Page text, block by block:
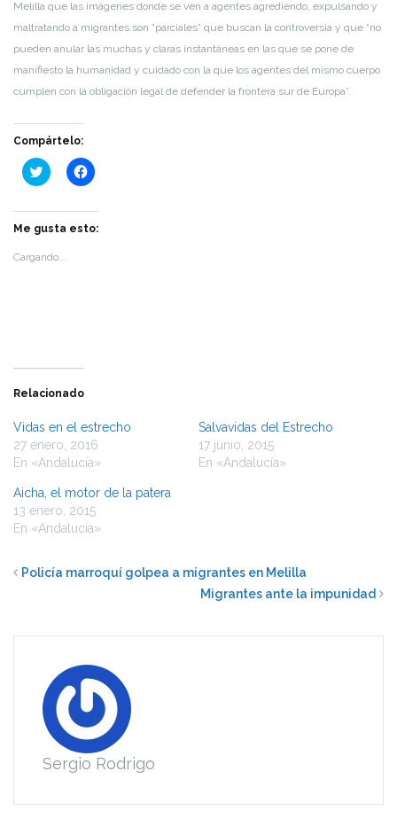
Melilla que las imágenes donde se ven a agentes agrediendo, expulsando y
maltratando a migrantes son “parciales” que buscan la controversia y que “no
pueden anular las muchas y claras instantáneas en las que se pone de
manifiesto la humanidad y cuidado con la que los agentes del mismo cuerpo
cumplen con la obligación legal de defender la frontera sur de Europa”.
Compártelo:
Haz
clic
en
Twitter
abre
en
Haz
clic
en
Facebook
Me gusta esto:
Cargando...
Relacionado
Vidas en el estrecho
27 enero, 2016
En «Andalucía»
Salvavidas del Estrecho
17 junio, 2015
En «Andalucía»
Aicha, el motor de la patera
13 enero, 2015
En «Andalucía»
Policía marroquí golpea a migrantes en Melilla
Migrantes ante la impunidad
Sergio Rodrigo